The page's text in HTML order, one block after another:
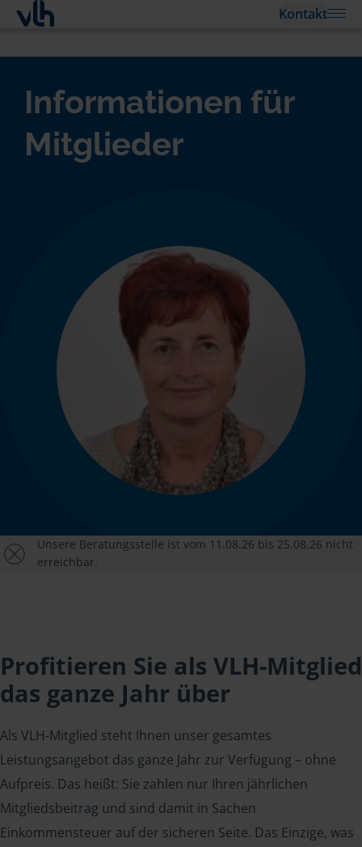
Kontakt
Informationen für
Mitglieder
Unsere Beratungsstelle ist vom 11.08.26 bis 25.08.26 nicht
erreichbar.
Profitieren Sie als VLH-Mitglied
das ganze Jahr über
Als VLH-Mitglied steht Ihnen unser gesamtes
Leistungsangebot das ganze Jahr zur Verfügung – ohne
Aufpreis. Das heißt: Sie zahlen nur Ihren jährlichen
Mitgliedsbeitrag und sind damit in Sachen
Einkommensteuer auf der sicheren Seite. Das Einzige, was